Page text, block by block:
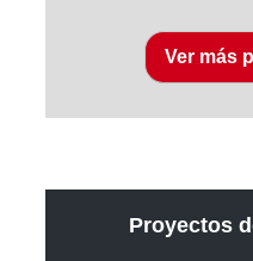
Ver más
Proyectos